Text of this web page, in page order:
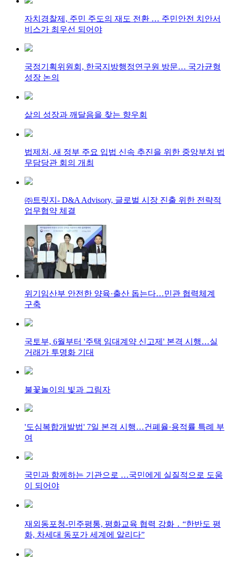
자치경찰제, 주민 주도의 재도 전환 … 주민안전 치안서
비스가 최우선 되어야
국정기획위원회, 한국지방행정연구원 방문… 국가균형
성장 논의
삶의 성장과 깨달음을 찾는 향우회
법제처, 새 정부 주요 입법 신속 추진을 위한 중앙부처 법
무담당관 회의 개최
㈜트릿지- D&A Advisory, 글로벌 시장 진출 위한 전략적
업무협약 체결
위기임산부 안전한 양육·출산 돕는다…민관 협력체계
구축
국토부, 6월부터 '주택 임대계약 신고제' 본격 시행…실
거래가 투명화 기대
불꽃놀이의 빛과 그림자
'도심복합개발법' 7일 본격 시행…건폐율·용적률 특례 부
여
국민과 함께하는 기관으로 …국민에게 실질적으로 도움
이 되어야
재외동포청-민주평통, 평화교육 협력 강화 ․ “한반도 평
화, 차세대 동포가 세계에 알리다”